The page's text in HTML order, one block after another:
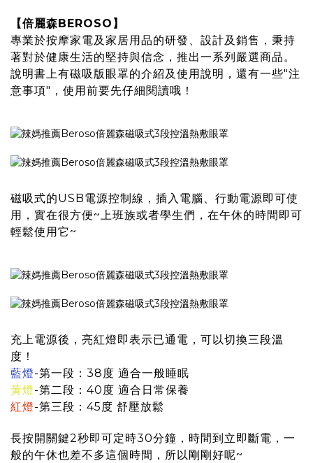
【倍麗森BEROSO】
專業於按摩家電及家居用品的研發、設計及銷售，秉持
著對於健康生活的堅持與信念，推出一系列嚴選商品。
說明書上有磁吸版眼罩的介紹及使用說明，還有一些"注
意事項"，使用前要先仔細閱讀哦！
磁吸式的USB電源控制線，插入電腦、行動電源即可使
用，實在很方便~上班族或者學生們，在午休的時間即可
輕鬆使用它~
充上電源後，亮紅燈即表示已通電，可以切換三段溫
度！
藍燈-第一段：38度 適合一般睡眠
黃燈-第二段：40度 適合日常保養
紅燈-第三段：45度 舒壓放鬆
長按開關鍵2秒即可定時30分鐘，時間到立即斷電，一
般的午休也差不多這個時間，所以剛剛好呢~